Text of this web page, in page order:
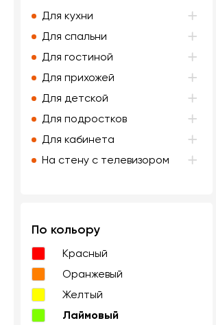
Для кухни
Для спальни
Для гостиной
Для прихожей
Для детской
Для подростков
Для кабинета
На стену с телевизором
По кольору
Красный
Оранжевый
Желтый
Лаймовый